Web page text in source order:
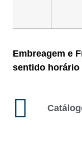
Embreagem e
sentido horário